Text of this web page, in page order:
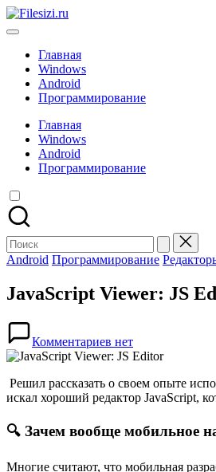
Перейти
к
Программы
приложения
Главная
Windows
Android
Программирование
Главная
Windows
Android
Программирование
Поиск
для:
Опубликовано
Android Программирование
JavaScript Viewer: JS
Комментариев нет
Решил рассказать о своем опыте
искал хороший редактор JavaScript,
🔍 Зачем вообще мобильное
Многие считают, что мобильная